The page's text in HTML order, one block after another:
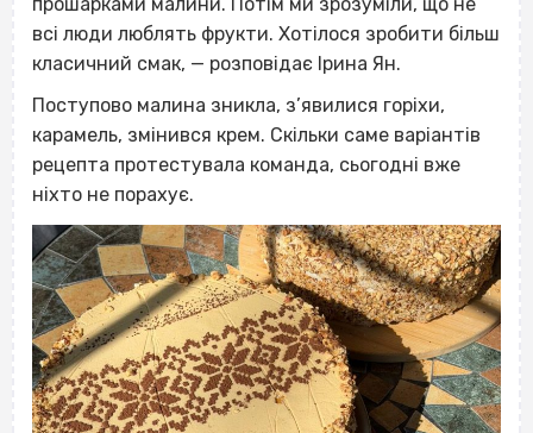
всі люди люблять фрукти. Хотілося зробити більш
класичний смак, — розповідає Ірина Ян.
Поступово малина зникла, з’явилися горіхи,
карамель, змінився крем. Скільки саме варіантів
рецепта протестувала команда, сьогодні вже
ніхто не порахує.